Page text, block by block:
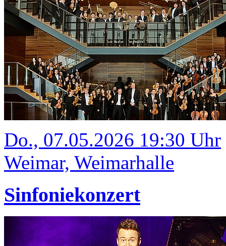
Do., 07.05.2026 19:30 Uhr
Weimar, Weimarhalle
Sinfoniekonzert